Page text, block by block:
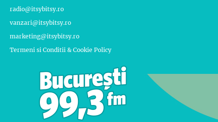
radio@itsybitsy.ro
vanzari@itsybitsy.ro
marketing@itsybitsy.ro
Termeni si Conditii & Cookie Policy